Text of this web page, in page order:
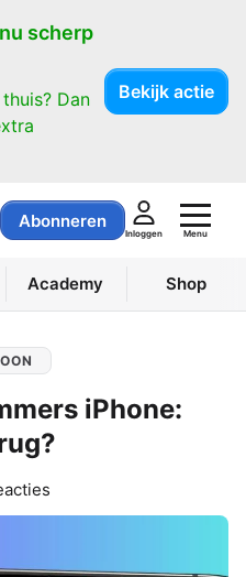
scherp
Dan
Bekijk actie
Abonneren
Inloggen Menu
Academy Shop
iPhone: